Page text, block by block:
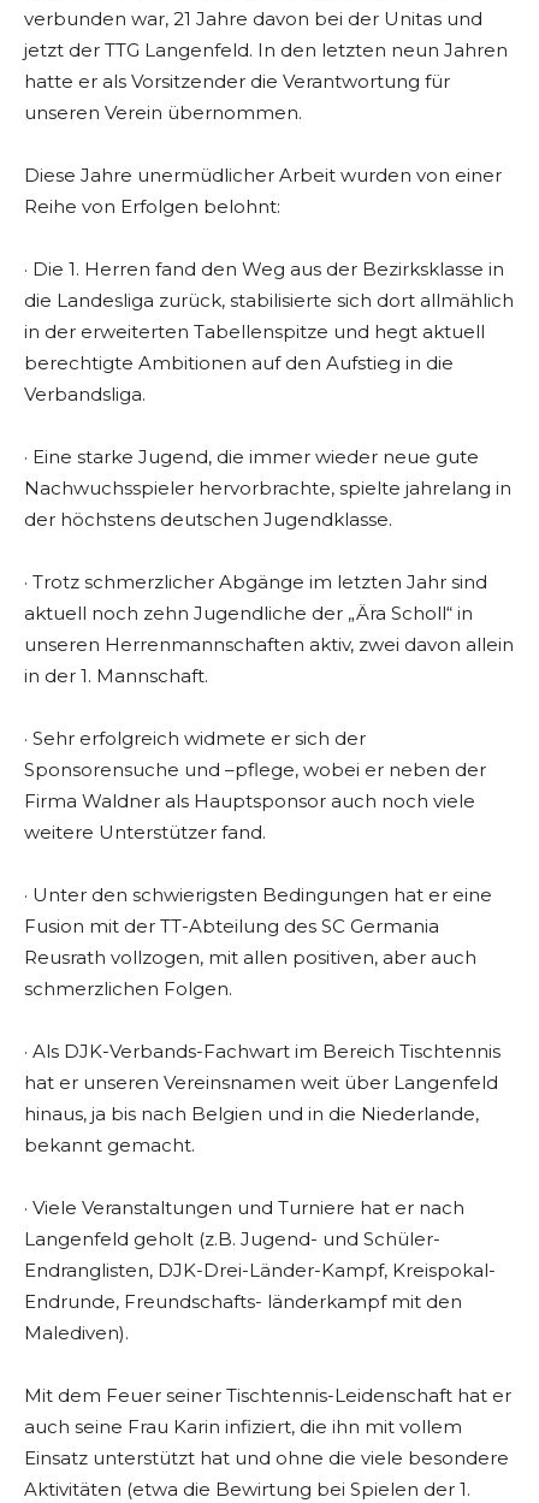
verbunden war, 21 Jahre davon bei der Unitas und
jetzt der TTG Langenfeld. In den letzten neun Jahren
hatte er als Vorsitzender die Verantwortung für
unseren Verein übernommen.
Diese Jahre unermüdlicher Arbeit wurden von einer
Reihe von Erfolgen belohnt:
· Die 1. Herren fand den Weg aus der Bezirksklasse in
die Landesliga zurück, stabilisierte sich dort allmählich
in der erweiterten Tabellenspitze und hegt aktuell
berechtigte Ambitionen auf den Aufstieg in die
Verbandsliga.
· Eine starke Jugend, die immer wieder neue gute
Nachwuchsspieler hervorbrachte, spielte jahrelang in
der höchstens deutschen Jugendklasse.
· Trotz schmerzlicher Abgänge im letzten Jahr sind
aktuell noch zehn Jugendliche der „Ära Scholl“ in
unseren Herrenmannschaften aktiv, zwei davon allein
in der 1. Mannschaft.
· Sehr erfolgreich widmete er sich der
Sponsorensuche und –pflege, wobei er neben der
Firma Waldner als Hauptsponsor auch noch viele
weitere Unterstützer fand.
· Unter den schwierigsten Bedingungen hat er eine
Fusion mit der TT-Abteilung des SC Germania
Reusrath vollzogen, mit allen positiven, aber auch
schmerzlichen Folgen.
· Als DJK-Verbands-Fachwart im Bereich Tischtennis
hat er unseren Vereinsnamen weit über Langenfeld
hinaus, ja bis nach Belgien und in die Niederlande,
bekannt gemacht.
· Viele Veranstaltungen und Turniere hat er nach
Langenfeld geholt (z.B. Jugend- und Schüler-
Endranglisten, DJK-Drei-Länder-Kampf, Kreispokal-
Endrunde, Freundschafts- länderkampf mit den
Malediven).
Mit dem Feuer seiner Tischtennis-Leidenschaft hat er
auch seine Frau Karin infiziert, die ihn mit vollem
Einsatz unterstützt hat und ohne die viele besondere
Aktivitäten (etwa die Bewirtung bei Spielen der 1.